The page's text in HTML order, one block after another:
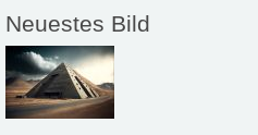
Neuestes Bild